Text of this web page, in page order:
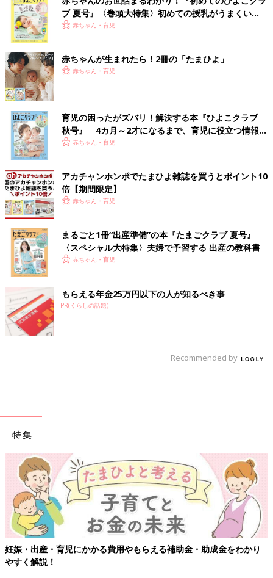
ブ 夏号』〈巻頭大特集〉初めての授乳がうまくい
く！ おっぱい・ミルクの基本と夏のトラブル 解決テ
赤ちゃん・育児
赤ちゃんが生まれたら！2冊の「たまひよ」
赤ちゃん・育児
育児の困ったがズバリ！解決する本『ひよこクラブ
秋号』 4カ月～2才になるまで、育児に役立つ情報が
いっぱい！
赤ちゃん・育児
アカチャンホンポでたまひよ雑誌を買うとポイント10
倍【期間限定】
赤ちゃん・育児
まるごと1冊“出産準備”の本『たまごクラブ 夏号』
〈スペシャル大特集〉夫婦で予習する 出産の教科書
赤ちゃん・育児
もらえる年金25万円以下の人が知るべき事
PR(くらしの話題)
Recommended by
特集
妊娠・出産・育児にかかる費用やもらえる補助金・助成金をわかり
やすく解説！